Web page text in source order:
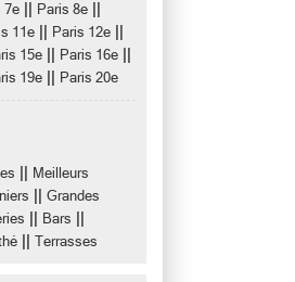
7e Paris 8e
11e Paris 12e
15e Paris 16e
19e Paris 20e
Meilleurs
Grandes
Bars
Terrasses